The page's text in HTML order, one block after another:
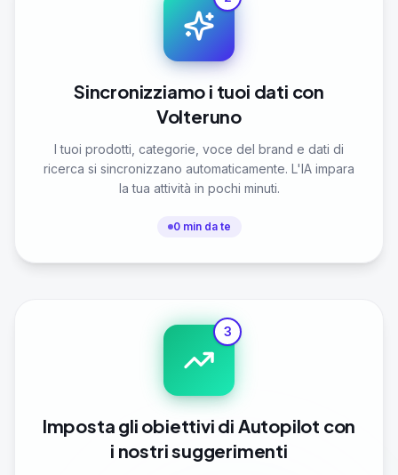
Sincronizziamo i tuoi dati con
Volteruno
I tuoi prodotti, categorie, voce del brand e dati di
ricerca si sincronizzano automaticamente. L'IA impara
la tua attività in pochi minuti.
0 min da te
3
Imposta gli obiettivi di Autopilot con
i nostri suggerimenti